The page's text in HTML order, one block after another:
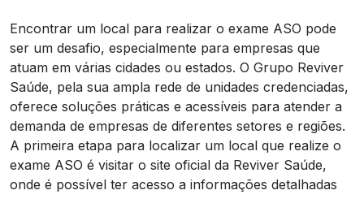
Encontrar um local para realizar o exame ASO pode
ser um desafio, especialmente para empresas que
atuam em várias cidades ou estados. O Grupo Reviver
Saúde, pela sua ampla rede de unidades credenciadas,
oferece soluções práticas e acessíveis para atender a
demanda de empresas de diferentes setores e regiões.
A primeira etapa para localizar um local que realize o
exame ASO é visitar o site oficial da Reviver Saúde,
onde é possível ter acesso a informações detalhadas